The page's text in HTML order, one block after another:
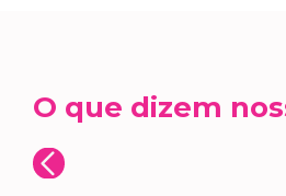
O que dizem